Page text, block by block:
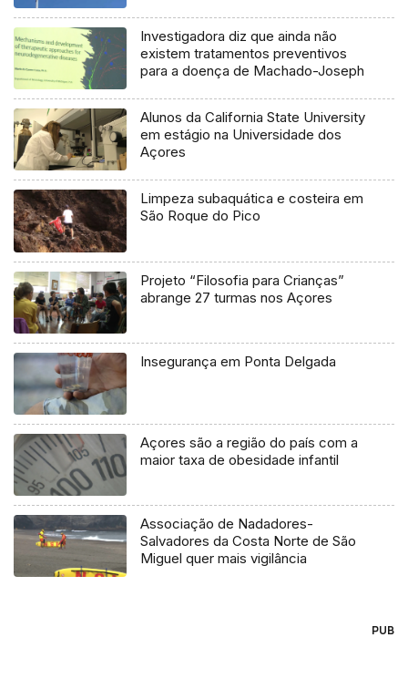
Investigadora diz que ainda não
existem tratamentos preventivos
para a doença de Machado-Joseph
Alunos da California State University
em estágio na Universidade dos
Açores
Limpeza subaquática e costeira em
São Roque do Pico
Projeto “Filosofia para Crianças”
abrange 27 turmas nos Açores
Insegurança em Ponta Delgada
Açores são a região do país com a
maior taxa de obesidade infantil
Associação de Nadadores-
Salvadores da Costa Norte de São
Miguel quer mais vigilância
PUB